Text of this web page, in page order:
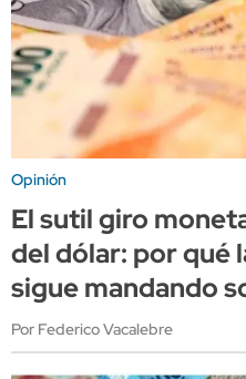
Opinión
El sutil giro
del dólar: por qué
sigue mandando
Por Federico Vacalebre